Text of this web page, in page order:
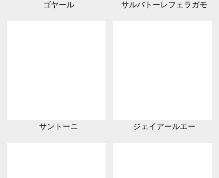
ゴヤール サルバトーレフェラガモ
サントーニ ジェイアールエー